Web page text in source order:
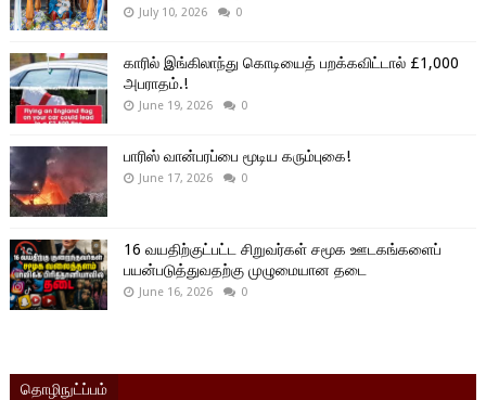
July 10, 2026 0
காரில் இங்கிலாந்து கொடியைத் பறக்கவிட்டால் £1,000
அபராதம்.!
June 19, 2026 0
பாரிஸ் வான்பரப்பை மூடிய கரும்புகை!
June 17, 2026 0
16 வயதிற்குட்பட்ட சிறுவர்கள் சமூக ஊடகங்களைப்
பயன்படுத்துவதற்கு முழுமையான தடை
June 16, 2026 0
தொழிநுட்ப்பம்